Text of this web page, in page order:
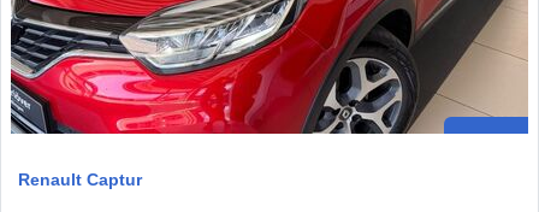
Renault Captur